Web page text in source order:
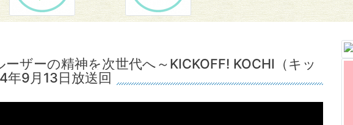
ザーの精神を次世代へ～KICKOFF! KOCHI（キッ
9月13日放送回